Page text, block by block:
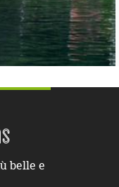
belle e